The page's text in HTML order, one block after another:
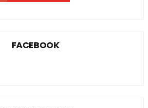
FACEBOOK